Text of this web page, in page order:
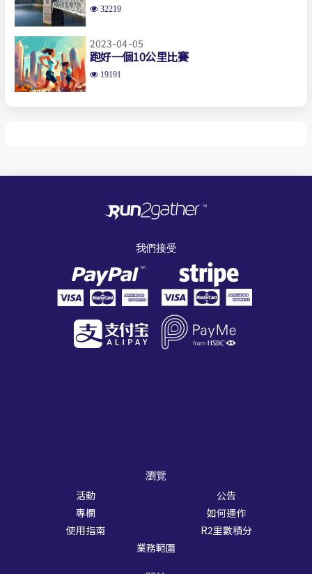
32219
2023-04-05
跑好一個10公里比賽
19191
我們接受
瀏覽
活動
公告
專欄
如何運作
使用指南
R2里數積分
業務範圍